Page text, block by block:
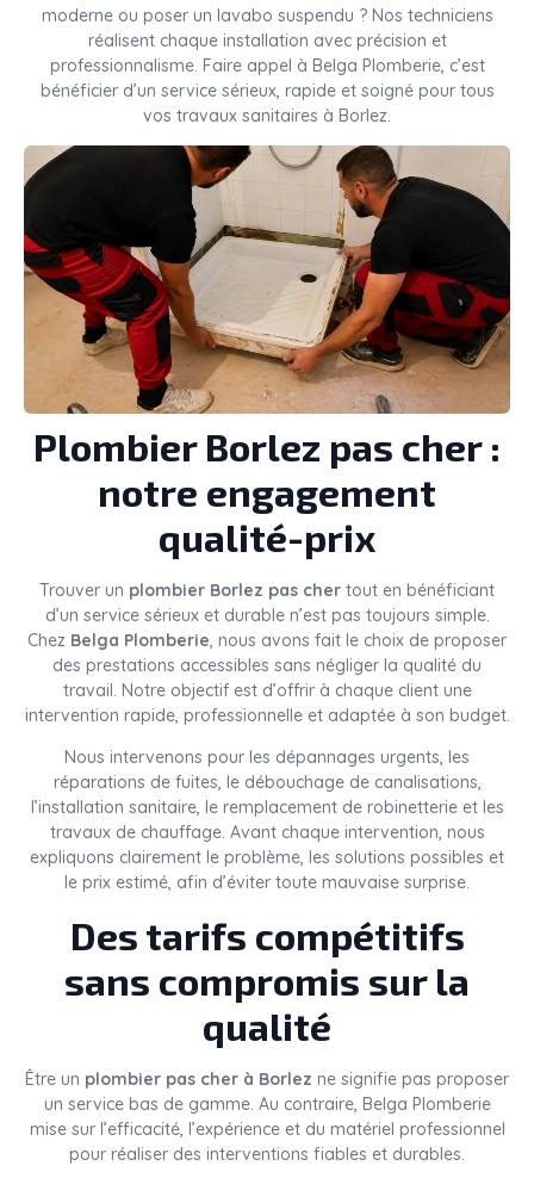
moderne ou poser un lavabo suspendu ? Nos techniciens
réalisent chaque installation avec précision et
professionnalisme. Faire appel à Belga Plomberie, c’est
bénéficier d’un service sérieux, rapide et soigné pour tous
vos travaux sanitaires à Borlez.
Plombier Borlez pas cher :
notre engagement
qualité-prix
Trouver un plombier Borlez pas cher tout en bénéficiant
d’un service sérieux et durable n’est pas toujours simple.
Chez Belga Plomberie , nous avons fait le choix de proposer
des prestations accessibles sans négliger la qualité du
travail. Notre objectif est d’offrir à chaque client une
intervention rapide, professionnelle et adaptée à son budget.
Nous intervenons pour les dépannages urgents, les
réparations de fuites, le débouchage de canalisations,
l’installation sanitaire, le remplacement de robinetterie et les
travaux de chauffage. Avant chaque intervention, nous
expliquons clairement le problème, les solutions possibles et
le prix estimé, afin d’éviter toute mauvaise surprise.
Des tarifs compétitifs
sans compromis sur la
qualité
Être un plombier pas cher à Borlez ne signifie pas proposer
un service bas de gamme. Au contraire, Belga Plomberie
mise sur l’efficacité, l’expérience et du matériel professionnel
pour réaliser des interventions fiables et durables.